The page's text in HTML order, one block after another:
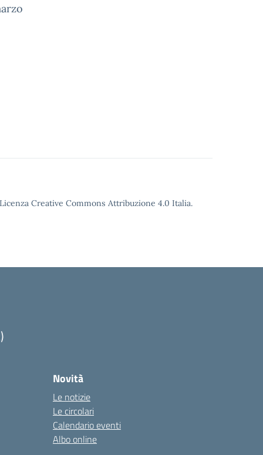
Creative Commons Attribuzione 4.0 Italia.
Novità
Le notizie
Le circolari
Calendario eventi
Albo online